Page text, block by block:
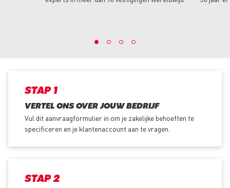
STAP 1
VERTEL ONS OVER JOUW BEDRIJF
Vul dit aanvraagformulier in om je zakelijke behoeften te
specificeren en je klantenaccount aan te vragen.
STAP 2